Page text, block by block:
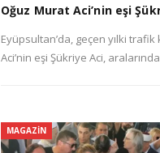
Oğuz Murat Aci’nin eşi
Eyüpsultan’da, geçen yılki
Aci’nin eşi Şükriye Aci,
MAGAZIN